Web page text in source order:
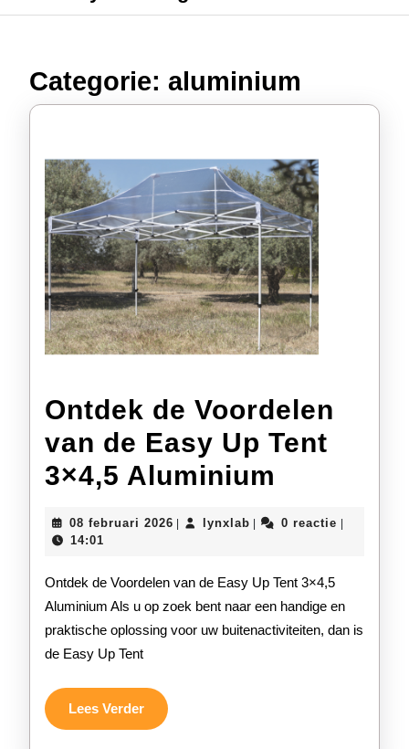
Categorie: aluminium
Ontdek de Voordelen
van de Easy Up Tent
3×4,5 Aluminium
van
de
Easy
08 februari 2026 08
lynxlablynxlab0 reactie
14:01
Ontdek de Voordelen van de Easy Up Tent 3×4,5
Aluminium Als u op zoek bent naar een handige en
praktische oplossing voor uw buitenactiviteiten, dan is
de Easy Up Tent
Lees VerderLees
Verder